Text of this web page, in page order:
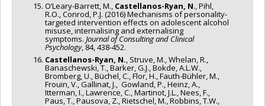
O’Leary-Barrett, M., Castellanos-Ryan, N., Pihl,
R.O., Conrod, P.J. (2016) Mechanisms of personality-
targeted intervention effects on adolescent alcohol
misuse, internalising and externalising
symptoms. Journal of Consulting and Clinical
Psychology, 84, 438-452.
Castellanos-Ryan, N. , Struve, M., Whelan, R.,
Banaschewski, T., Barker, G.J., Bokde, A.L.W.,
Bromberg, U., Büchel, C., Flor, H., Fauth-Bühler, M.,
Frouin, V., Gallinat, J., Gowland, P., Heinz, A.,
Itterman, I., Lawrence, C., Martinot, J.L., Nees, F.,
Paus, T., Pausova, Z., Rietschel, M., Robbins, T.W.,